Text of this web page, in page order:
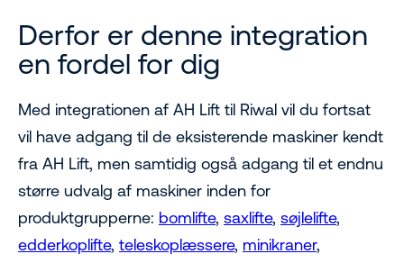
Derfor er denne integration
en fordel for dig
Med integrationen af AH Lift til Riwal vil du fortsat
vil have adgang til de eksisterende maskiner kendt
fra AH Lift, men samtidig også adgang til et endnu
større udvalg af maskiner inden for
produktgrupperne: bomlifte, saxlifte, søjlelifte,
edderkoplifte, teleskoplæssere, minikraner,